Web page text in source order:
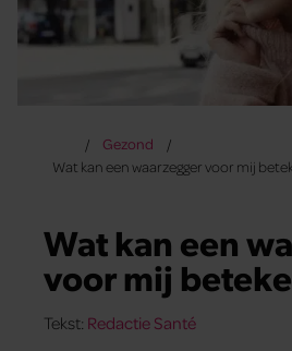
Gezond
Wat kan een waarzegger voor mij
Wat kan een
voor mij
Tekst: Redactie Santé